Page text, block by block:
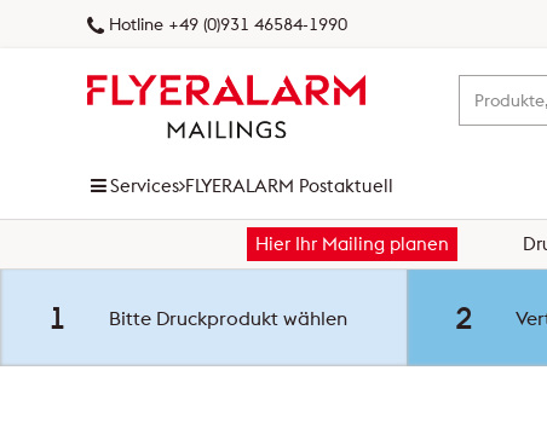
Hotline +49 (0)931 46584-1990
Services
FLYERALARM Prospektverteilung
FLYERALARM Postaktuell
FLYERALARM Postwurfspezial
FLYERALARM Postaktuell
Hier Ihr Mailing planen
1 Bitte Druckprodukt wählen 2